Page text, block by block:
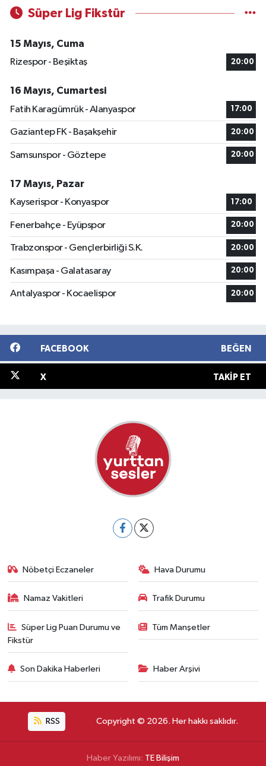
Süper Lig Fikstür
15 Mayıs, Cuma
Rizespor - Beşiktaş
20:00
16 Mayıs, Cumartesi
Fatih Karagümrük - Alanyaspor
17:00
Gaziantep FK - Başakşehir 20:00
Samsunspor - Göztepe 20:00
17 Mayıs, Pazar
Kayserispor - Konyaspor
17:00
Fenerbahçe - Eyüpspor 20:00
Trabzonspor - Gençlerbirliği S.K. 20:00
Kasımpaşa - Galatasaray 20:00
Antalyaspor - Kocaelispor 20:00
FACEBOOK BEĞEN
X TAKIP ET
Nöbetçi Eczaneler Hava Durumu
Namaz Vakitleri Trafik Durumu
Süper Lig Puan Durumu ve
Fikstür
Tüm Manşetler
Son Dakika Haberleri Haber Arşivi
RSS Copyright © 2026. Her hakkı saklıdır.
Haber Yazılımı: TE Bilişim